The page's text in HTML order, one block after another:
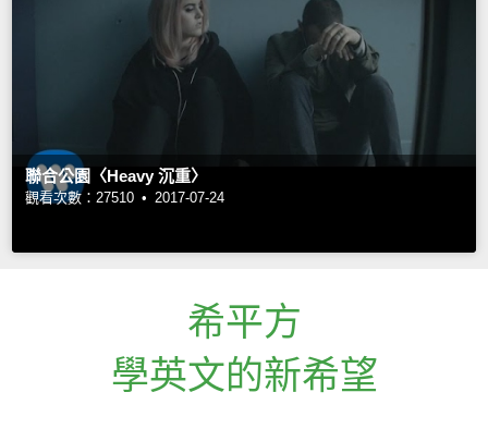
聯合公園〈Heavy 沉重〉
觀看次數：27510 • 2017-07-24
希平方
學英文的新希望